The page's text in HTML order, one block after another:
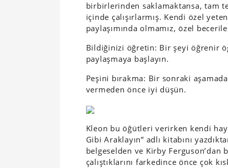
birbirlerinden saklamaktansa, tam
içinde çalışırlarmış. Kendi özel
paylaşımında olmamız, özel
Bildiğinizi öğretin: Bir şeyi öğrenir
paylaşmaya başlayın.
Peşini bırakma: Bir sonraki
vermeden önce iyi düşün.
Kleon bu öğütleri verirken kendi
Gibi Araklayın” adlı kitabını
belgeselden ve Kirby Ferguson’dan
çalıştıklarını farkedince önce çok